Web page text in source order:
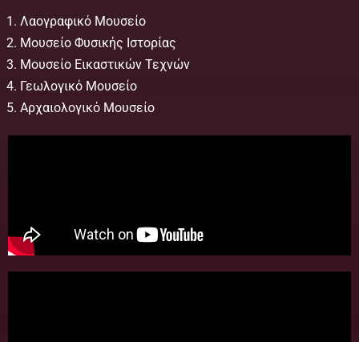
Λαογραφικό Μουσείο
Μουσείο Φυσικής Ιστορίας
Μουσείο Εικαστικών Τεχνών
Γεωλογικό Μουσείο
Αρχαιολογικό Μουσείο